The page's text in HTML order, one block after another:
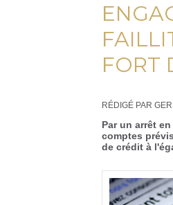
FORT
RÉDIGÉ PAR
Par un arrêt
comptes
de crédit à